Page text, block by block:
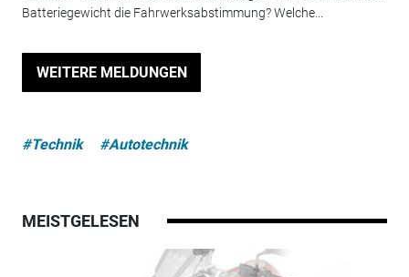
Batteriegewicht die Fahrwerksabstimmung? Welche...
WEITERE MELDUNGEN
#Technik #Autotechnik
MEISTGELESEN